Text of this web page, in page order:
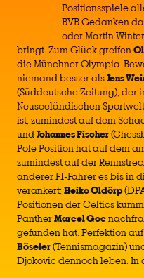
Positionsspiele
BVB Gedanken
oder Martin
bringt. Zum Glück greifen
die Münchner Olympia-
niemand besser alsJens
(Süddeutsche Zeitung), der
Neuseeländischen
ist, zumindest auf dem
undJohannes Fischer
Pole Position hat auf dem
zumindest auf der
anderer F1-Fahrer es bis in
verankert:Heiko Oldörp
Positionen der Celtics
PantherMarcel Goc
gefunden hat. Perfektion
Böseler(Tennismagazin)
Djokovic dennoch leben. In